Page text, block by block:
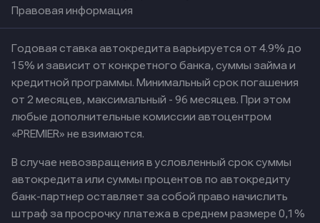
Правовая информация
Годовая ставка автокредита варьируется от 4.9% до
15% и зависит от конкретного банка, суммы займа и
кредитной программы. Минимальный срок погашения
от 2 месяцев, максимальный - 96 месяцев. При этом
любые дополнительные комиссии автоцентром
«PREMIER» не взимаются.
В случае невозвращения в условленный срок суммы
автокредита или суммы процентов по автокредиту
банк-партнер оставляет за собой право начислить
штраф за просрочку платежа в среднем размере 0,1%